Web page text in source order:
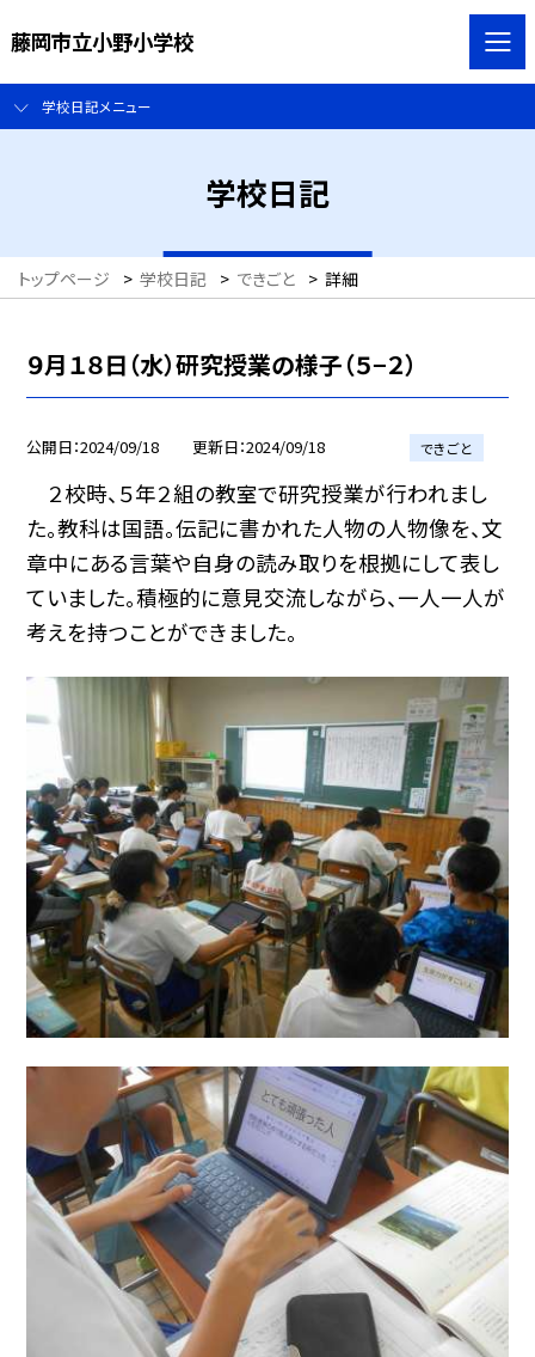
藤岡市立小野小学校
学校日記メニュー
学校日記
トップページ > 学校日記 > できごと > 詳細
９月１８日（水）研究授業の様子（５−２）
公開日 2024/09/18 更新日 2024/09/18 できごと
２校時、５年２組の教室で研究授業が行われまし
た。教科は国語。伝記に書かれた人物の人物像を、文
章中にある言葉や自身の読み取りを根拠にして表し
ていました。積極的に意見交流しながら、一人一人が
考えを持つことができました。